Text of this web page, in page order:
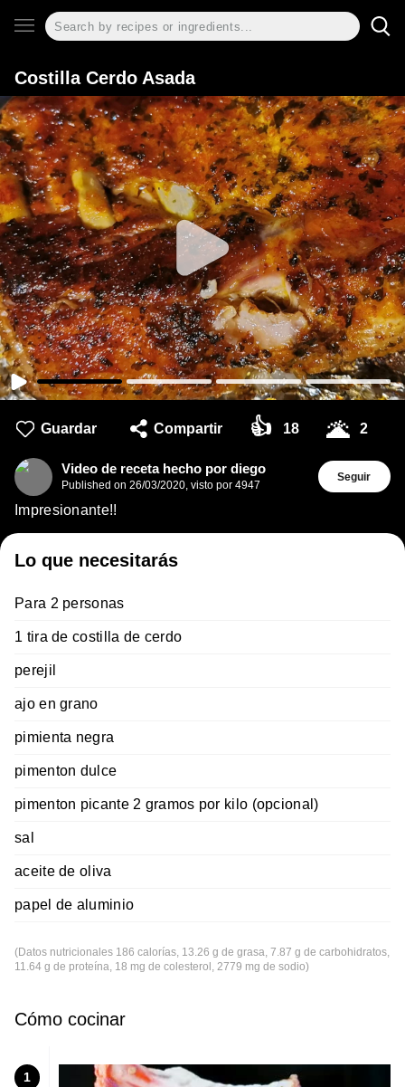
Costilla Cerdo Asada
Guardar Compartir 👍 18 🌋 2
Video de receta hecho por diego
Published on 26/03/2020, visto por 4947
Seguir
Impresionante!!
Lo que necesitarás
Para 2 personas
1 tira de costilla de cerdo
perejil
ajo en grano
pimienta negra
pimenton dulce
pimenton picante 2 gramos por kilo (opcional)
sal
aceite de oliva
papel de aluminio
(Datos nutricionales 186 calorías, 13.26 g de grasa, 7.87 g de carbohidratos,
11.64 g de proteína, 18 mg de colesterol, 2779 mg de sodio)
Cómo cocinar
1